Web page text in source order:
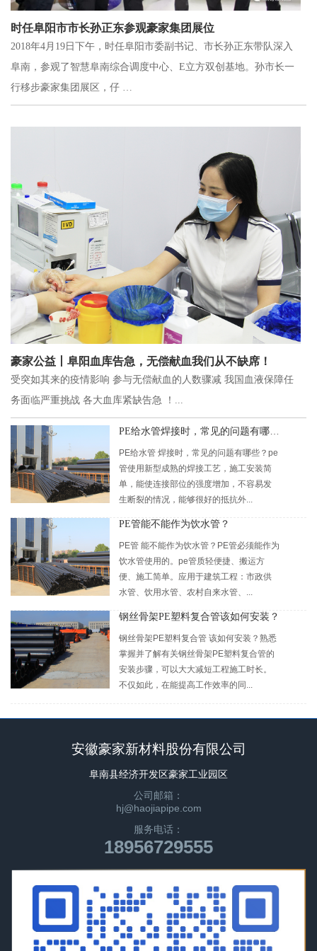
时任阜阳市市长孙正东参观豪家集团展位
2018年4月19日下午，时任阜阳市委副书记、市长孙正东带队深入
阜南，参观了智慧阜南综合调度中心、E立方双创基地。孙市长一
行移步豪家集团展区，仔 …
豪家公益丨阜阳血库告急，无偿献血我们从不缺席！
受突如其来的疫情影响 参与无偿献血的人数骤减 我国血液保障任
务面临严重挑战 各大血库紧缺告急 ！...
PE给水管焊接时，常见的问题有哪些？
PE给水管 焊接时，常见的问题有哪些？pe
管使用新型成熟的焊接工艺，施工安装简
单，能使连接部位的强度增加，不容易发
生断裂的情况，能够很好的抵抗外...
PE管能不能作为饮水管？
PE管 能不能作为饮水管？PE管必须能作为
饮水管使用的。pe管质轻便捷、搬运方
便、施工简单。应用于建筑工程：市政供
水管、饮用水管、农村自来水管、...
钢丝骨架PE塑料复合管该如何安装？
钢丝骨架PE塑料复合管 该如何安装？熟悉
掌握并了解有关钢丝骨架PE塑料复合管的
安装步骤，可以大大减短工程施工时长。
不仅如此，在能提高工作效率的同...
安徽豪家新材料股份有限公司
阜南县经济开发区豪家工业园区
公司邮箱：
hj@haojiapipe.com
服务电话：
18956729555